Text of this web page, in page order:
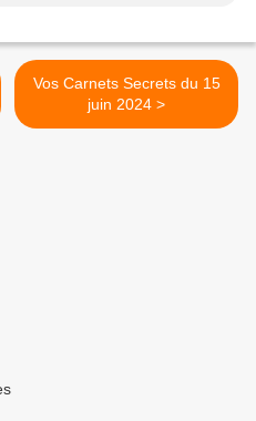
Vos Carnets Secrets du 15
juin 2024 >